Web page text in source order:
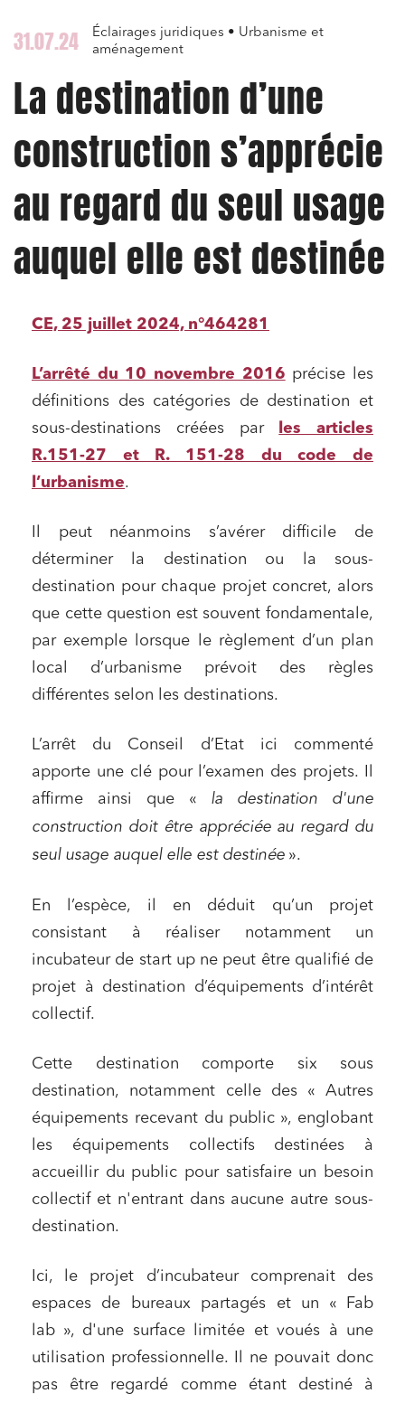
31.07.24
Éclairages juridiques • Urbanisme et
aménagement
La destination d’une
construction s’apprécie
au regard du seul usage
auquel elle est destinée
CE, 25 juillet 2024, n°464281
L’arrêté du 10 novembre 2016 précise les
définitions des catégories de destination et
sous-destinations créées par
les articles
R.151-27 et R. 151-28 du code de
l’urbanisme.
Il peut néanmoins s’avérer difficile de
déterminer la destination ou la sous-
destination pour chaque projet concret, alors
que cette question est souvent fondamentale,
par exemple lorsque le règlement d’un plan
local d’urbanisme prévoit des règles
différentes selon les destinations.
L’arrêt du Conseil d’Etat ici commenté
apporte une clé pour l’examen des projets. Il
affirme ainsi que « la destination d'une
construction doit être appréciée au regard du
seul usage auquel elle est destinée ».
En l’espèce, il en déduit qu’un projet
consistant à réaliser notamment un
incubateur de start up ne peut être qualifié de
projet à destination d’équipements d’intérêt
collectif.
Cette destination comporte six sous
destination, notamment celle des « Autres
équipements recevant du public », englobant
les équipements collectifs destinées à
accueillir du public pour satisfaire un besoin
collectif et n'entrant dans aucune autre sous-
destination.
Ici, le projet d’incubateur comprenait des
espaces de bureaux partagés et un « Fab
lab », d'une surface limitée et voués à une
utilisation professionnelle. Il ne pouvait donc
pas être regardé comme étant destiné à